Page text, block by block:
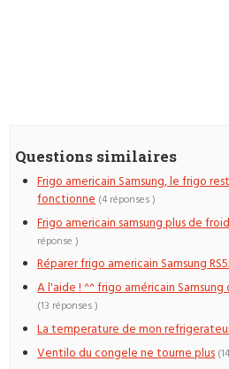
Questions similaires
Frigo americain Samsung, le frigo
fonctionne (4 réponses )
Frigo americain samsung plus de
réponse )
Réparer frigo americain Samsung
A l'aide ! ^^ frigo américain
(13 réponses )
La temperature de mon
Ventilo du congele ne tourne plus